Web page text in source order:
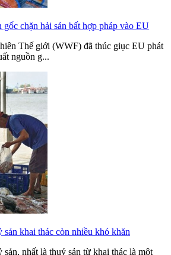
chặn hải sản bất hợp pháp vào EU
Thế giới (WWF) đã thúc giục EU phát
nguồn g...
sản khai thác còn nhiều khó khăn
nhất là thuỷ sản từ khai thác là một